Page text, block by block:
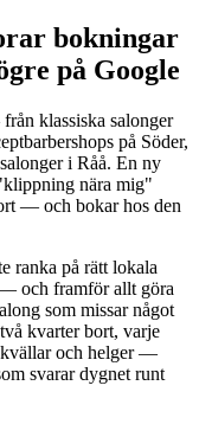
bokningar
på Google
klassiska salonger
på Söder,
i Råå. En ny
nära mig"
— och bokar hos den
ranka på rätt lokala
och framför allt göra
som missar något
kvarter bort, varje
kvällar och helger —
svarar dygnet runt